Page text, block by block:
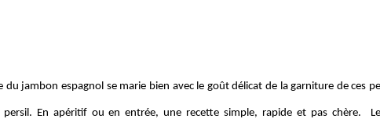
du jambon espagnol se marie bien avec le goût délicat de la garniture de ces
En apéritif ou en entrée, une recette simple, rapide et pas chère.